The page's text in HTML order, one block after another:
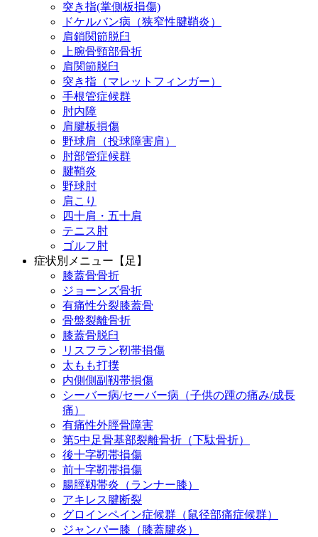
突き指(掌側板損傷)
ドケルバン病（狭窄性腱鞘炎）
肩鎖関節脱臼
上腕骨頸部骨折
肩関節脱臼
突き指（マレットフィンガー）
手根管症候群
肘内障
肩腱板損傷
野球肩（投球障害肩）
肘部管症候群
腱鞘炎
野球肘
肩こり
四十肩・五十肩
テニス肘
ゴルフ肘
症状別メニュー【足】
膝蓋骨骨折
ジョーンズ骨折
有痛性分裂膝蓋骨
骨盤裂離骨折
膝蓋骨脱臼
リスフラン靭帯損傷
太もも打撲
内側側副靱帯損傷
シーバー病/セーバー病（子供の踵の痛み/成長
痛）
有痛性外脛骨障害
第5中足骨基部裂離骨折（下駄骨折）
後十字靭帯損傷
前十字靭帯損傷
腸脛靱帯炎（ランナー膝）
アキレス腱断裂
グロインペイン症候群（鼠径部痛症候群）
ジャンパー膝（膝蓋腱炎）